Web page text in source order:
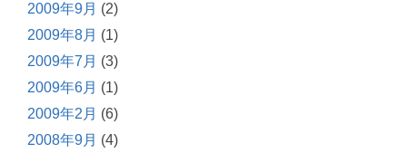
2009年9月 (2)
2009年8月 (1)
2009年7月 (3)
2009年6月 (1)
2009年2月 (6)
2008年9月 (4)